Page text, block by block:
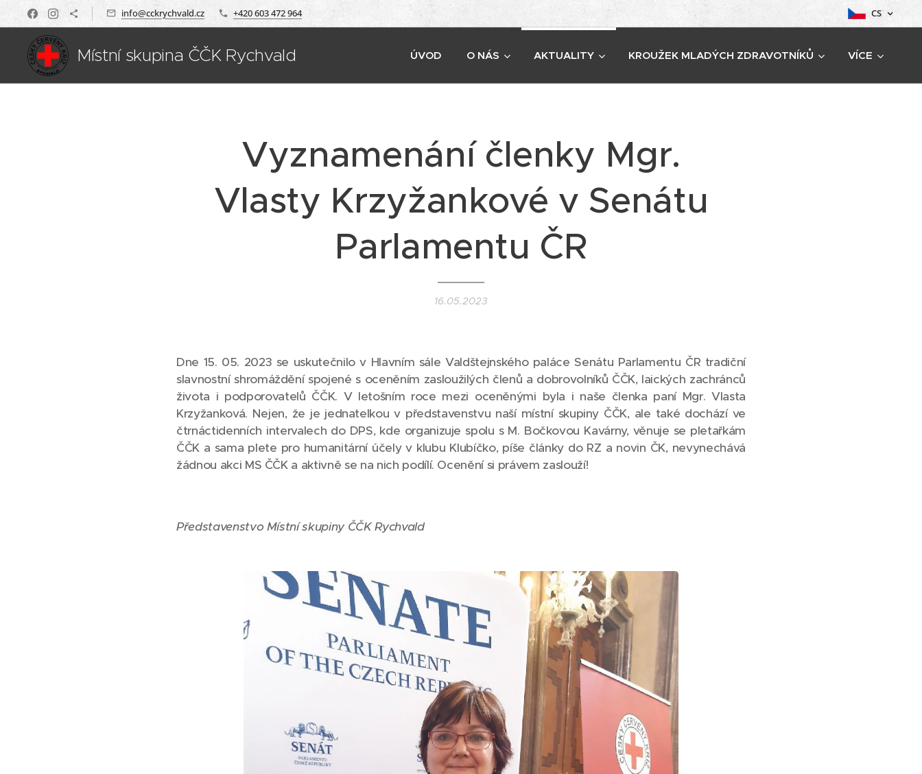
info@cckrychvald.cz +420 603 472 964 CS
Místní skupina ČČK Rychvald ÚVOD O NÁS AKTUALITY KROUŽEK MLADÝCH ZDRAVOTNÍKŮ VÍCE
Vyznamenání členky Mgr.
Vlasty Krzyžankové v Senátu
Parlamentu ČR
16.05.2023
Dne 15. 05. 2023 se uskutečnilo v Hlavním sále Valdštejnského paláce Senátu Parlamentu ČR tradiční
slavnostní shromáždění spojené s oceněním zasloužilých členů a dobrovolníků ČČK, laických zachránců
života i podporovatelů ČČK. V letošním roce mezi oceněnými byla i naše členka paní Mgr. Vlasta
Krzyžanková. Nejen, že je jednatelkou v představenstvu naší místní skupiny ČČK, ale také dochází ve
čtrnáctidenních intervalech do DPS, kde organizuje spolu s M. Bočkovou Kavárny, věnuje se pletařkám
ČČK a sama plete pro humanitární účely v klubu Klubíčko, píše články do RZ a novin ČK, nevynechává
žádnou akci MS ČČK a aktivně se na nich podílí. Ocenění si právem zaslouží!
Představenstvo Místní skupiny ČČK Rychvald